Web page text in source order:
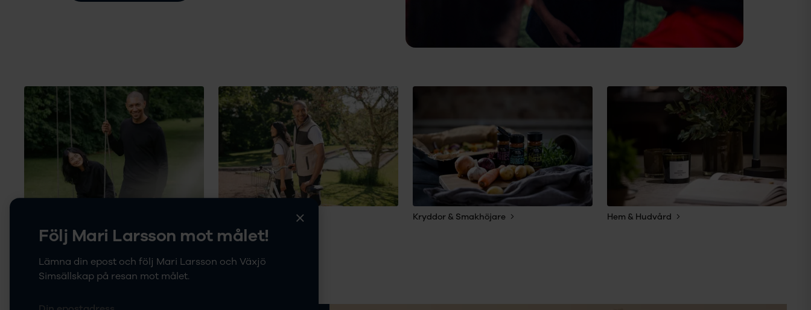
Kläder
Säsongens nyheter Kryddor & Smakhöjare Hem & Hudvård
Följ Mari Larsson mot målet!
Lämna din epost och följ Mari Larsson och Växjö
Simsällskap på resan mot målet.